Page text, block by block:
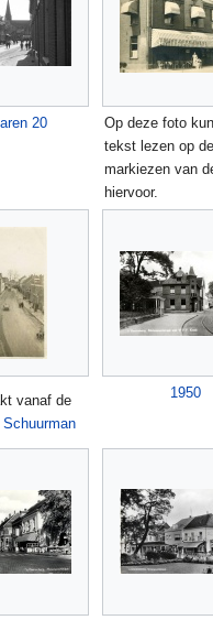
20
Op deze foto
tekst lezen op de
markiezen van
hiervoor.
vanaf de
1950